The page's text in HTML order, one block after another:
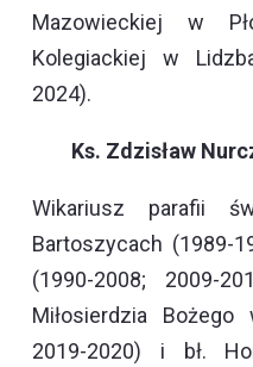
Mazowieckiej w
Kolegiackiej w
2024).
Ks. Zdzisław
Wikariusz parafii
Bartoszycach (1989-
(1990-2008; 2009-
Miłosierdzia
2019-2020) i bł.